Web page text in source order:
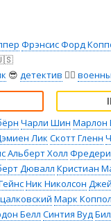
Фрэнсис Форд
😎 детектив 🕵️‍♂️
Чарли Шин Марлон
Лик Скотт Гленн
Альберт Холл
Дювалл Кристиан
Ник Николсон
Марк
Белл Синтия Вуд